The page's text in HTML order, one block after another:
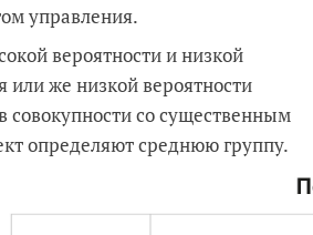
управления.
вероятности и низкой
или же низкой вероятности
совокупности со существенным
определяют среднюю группу.